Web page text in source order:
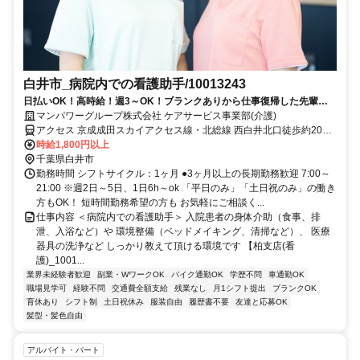
白井市_病院内での看護助手/10013243
日払いOK！高時給！週3～OK！ブランクありから仕事復帰した先輩や
ミドル世代も多数活躍中♪
マンパワーグループ株式会社 ケアサービス事業部(介護)
アクセス 京成成田スカイアクセス線・北総線 西白井北口徒歩約20
分、京成成田スカイアクセス線・北総線 白井北口徒歩約38分、京成
成田スカイアクセス線・北総線 新鎌ヶ谷東口徒歩約47分 車・バイク
通勤OK（派遣先による）
時給1,800円以上
千葉県白井市
勤務時間 シフトサイクル：1ヶ月 ●3ヶ月以上の長期勤務歓迎 7:00～
21:00 ※週2日～5日、1日6h～ok 「平日のみ」「土日祝のみ」の働き
方もOK！ 短時間勤務希望の方も お気軽にご相談く...
仕事内容 ＜病院内での看護助手＞ 入院患者の身体介助（食事、排
泄、入浴など）や 環境整備（ベッドメイキング、清掃など）、 医療
器具の洗浄など しっかり教えて頂ける環境です 【柏支店(看
護)_1001...
業界未経験者歓迎 副業・WワークOK バイク通勤OK 学歴不問
車通勤OK
職場見学可
経験不問 交通費全額支給 残業なし 月1シフト提出
ブランクOK
育休あり
シフト制 土日祝休み 服装自由 履歴書不要
友達と応募OK
髪型・髪色自由
アルバイト・パート